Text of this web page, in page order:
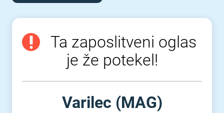
Ta zaposlitveni oglas
je že potekel!
Varilec (MAG)